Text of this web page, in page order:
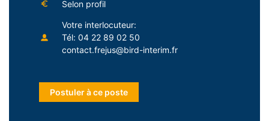
Selon profil
Votre interlocuteur:
Tél: 04 22 89 02 50
contact.frejus@bird-interim.fr